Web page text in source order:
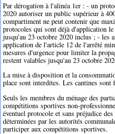
Par dérogation à l'alinéa 1er : - un
2020 autoriser un public supérieur à
compartiment ne peut contenir que
protocoles qui sont déjà d'application
jusqu'au 23 octobre 2020 inclus ; - les
application de l'article 12 de l'arrêté
mesures d'urgence pour limiter la
restent valables jusqu'au 23 octobre
La mise à disposition et la
place sont interdites. Les cantines sont
Seuls les membres du ménage des
compétitions sportives non-
éventuel protocole et sans préjudice
déterminées par les autorités
participer aux compétitions sportives.